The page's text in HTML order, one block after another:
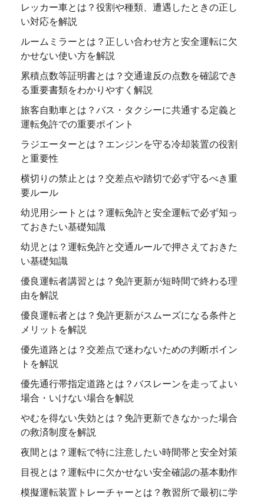
レッカー車とは？役割や種類、遭遇したときの正し
い対応を解説
ルームミラーとは？正しい合わせ方と安全運転に欠
かせない使い方を解説
累積点数等証明書とは？交通違反の点数を確認でき
る重要書類をわかりやすく解説
旅客自動車とは？バス・タクシーに共通する定義と
運転免許での重要ポイント
ラジエーターとは？エンジンを守る冷却装置の役割
と重要性
横切りの禁止とは？交差点や踏切で必ず守るべき重
要ルール
幼児用シートとは？運転免許と安全運転で必ず知っ
ておきたい基礎知識
幼児とは？運転免許と交通ルールで押さえておきた
い基礎知識
優良運転者講習とは？免許更新が短時間で終わる理
由を解説
優良運転者とは？免許更新がスムーズになる条件と
メリットを解説
優先道路とは？交差点で迷わないための判断ポイン
トを解説
優先通行帯指定道路とは？バスレーンを走ってよい
場合・いけない場合を解説
やむを得ない失効とは？免許更新できなかった場合
の救済制度を解説
夜間とは？運転で特に注意したい時間帯と安全対策
目視とは？運転中に欠かせない安全確認の基本動作
模擬運転装置トレーチャーとは？教習所で最初に学